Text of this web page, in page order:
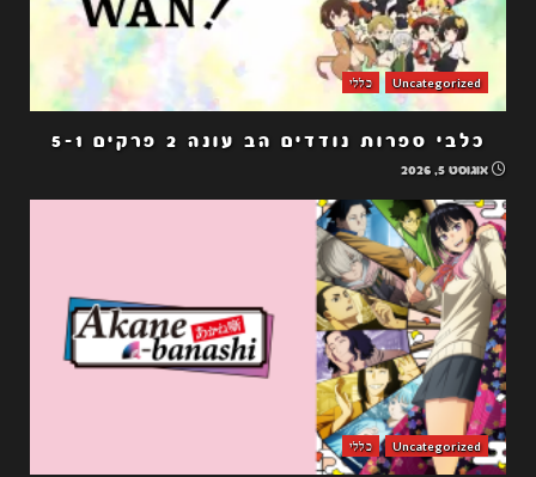
Uncategorized כללי
כלבי ספרות נודדים הב עונה 2 פרקים 5-1
אוגוסט 5, 2026
Uncategorized כללי